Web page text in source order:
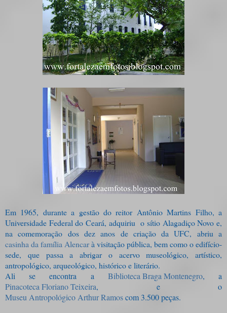
Em 1965, durante a gestão do reitor Antônio Martins Filho, a
Universidade Federal do Ceará, adquiriu o sítio Alagadiço Novo e,
na comemoração dos dez anos de criação da UFC, abriu a
casinha da família Alencarà visitação pública, bem como o edifício-
sede, que passa a abrigar o acervo museológico, artístico,
antropológico, arqueológico, histórico e literário.
Ali se encontra a Biblioteca Braga Montenegro, a
Pinacoteca Floriano Teixeira, e o
Museu Antropológico Arthur Ramoscom 3.500 peças.